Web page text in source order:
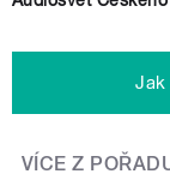
Jak
VÍCE Z